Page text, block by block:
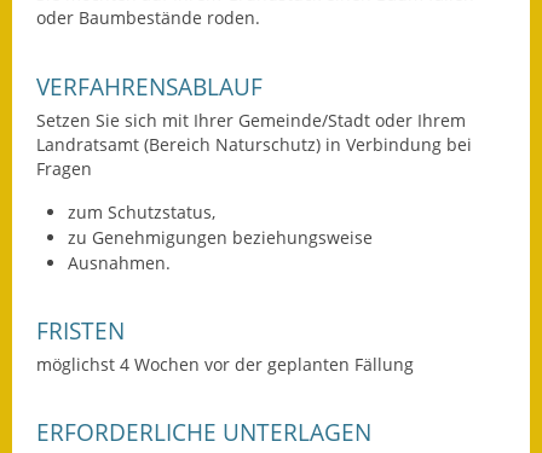
Grundsteuerreform
Heiraten in Notzingen
Mitarbeiter
oder Baumbestände roden.
VERFAHRENSABLAUF
Setzen Sie sich mit Ihrer Gemeinde/Stadt oder Ihrem
Landratsamt (Bereich Naturschutz) in Verbindung bei
Fragen
zum Schutzstatus,
zu Genehmigungen beziehungsweise
Ausnahmen.
FRISTEN
möglichst 4 Wochen vor der geplanten Fällung
ERFORDERLICHE UNTERLAGEN